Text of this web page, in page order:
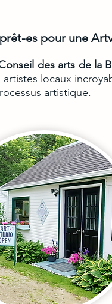
es pour une
des arts de la
artistes locaux
artistique.